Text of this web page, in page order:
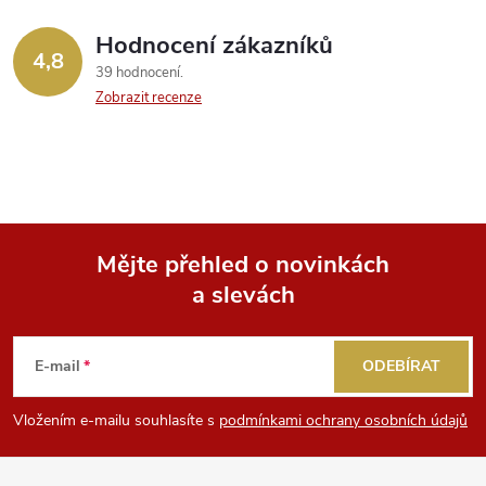
ý
p
u
4,8 Hodnocení zákazníků
39 hodnocení
Zobrazit recenze
p
Mějte přehled o novinkách
a slevách
E-mail
Vložením e-mailu souhlasíte s podmínkami ochrany osobních údajů
ODEBÍRAT